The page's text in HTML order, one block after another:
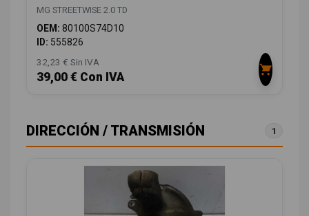
MG STREETWISE 2.0 TD
OEM: 80100S74D10
ID: 555826
32,23 € Sin IVA
39,00 € Con IVA
DIRECCIÓN / TRANSMISIÓN 1